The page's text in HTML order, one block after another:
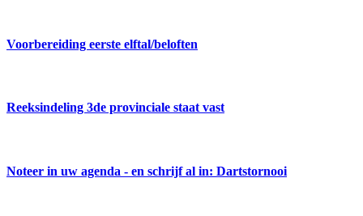
Voorbereiding eerste elftal/beloften
Reeksindeling 3de provinciale staat vast
Noteer in uw agenda - en schrijf al in: Dartstornooi